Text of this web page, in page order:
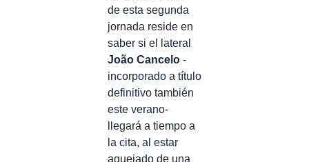
de esta segunda
jornada reside en
saber si el lateral
João Cancelo -
incorporado a título
definitivo también
este verano-
llegará a tiempo a
la cita, al estar
aquejado de una